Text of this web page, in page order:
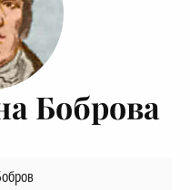
Боброва